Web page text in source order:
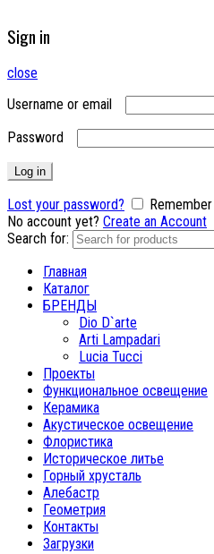
Sign in
close
Username or email
Password
Log in
Lost your password?
No account yet? Create an Account
Search for:
Главная
Каталог
БРЕНДЫ
Dio D`arte
Arti Lampadari
Lucia Tucci
Проекты
Функциональное освещение
Керамика
Акустическое освещение
Флористика
Историческое литье
Горный хрусталь
Алебастр
Геометрия
Контакты
Загрузки